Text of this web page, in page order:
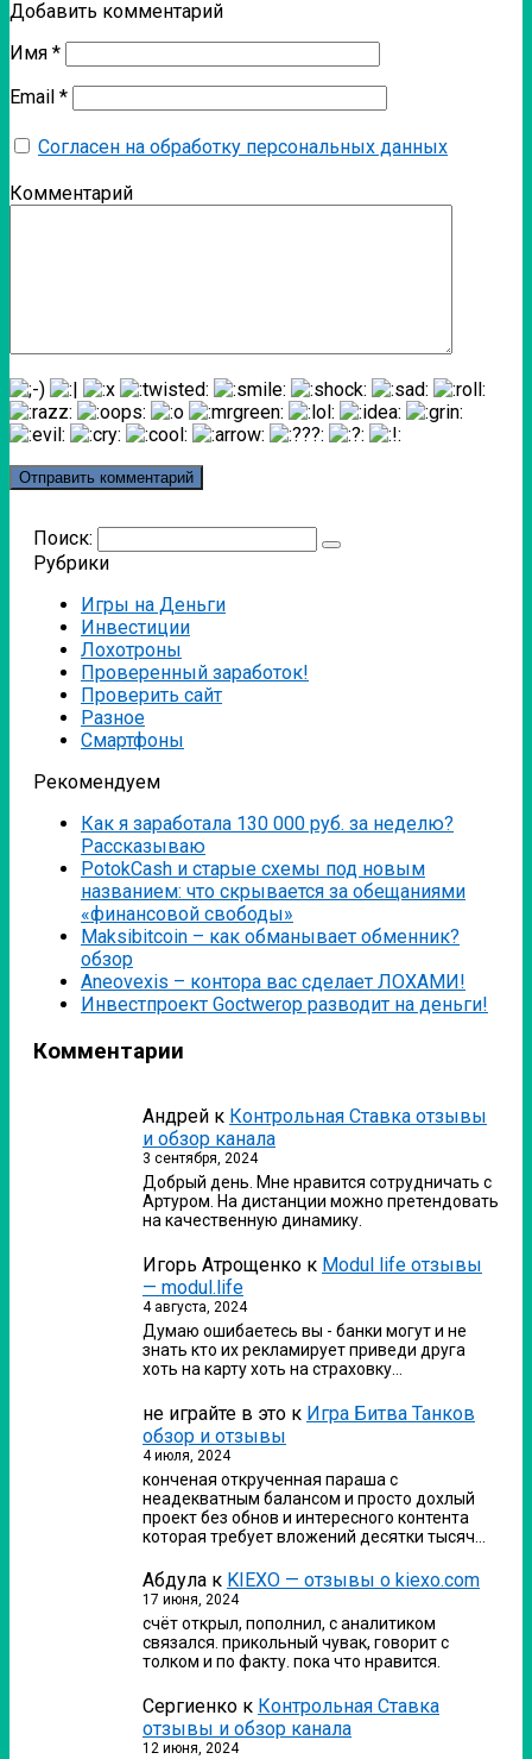
Добавить комментарий
Имя *
Email *
Согласен на обработку персональных данных
Комментарий
Поиск:
Рубрики
Игры на Деньги
Инвестиции
Лохотроны
Проверенный заработок!
Проверить сайт
Разное
Смартфоны
Рекомендуем
Как я заработала 130 000 руб. за неделю?
Рассказываю
PotokCash и старые схемы под новым
названием: что скрывается за обещаниями
«финансовой свободы»
Мaksibitcoin – как обманывает обменник?
обзор
Аneovexis – контора вас сделает ЛОХАМИ!
Инвестпроект Goctwerop разводит на деньги!
Комментарии
Андрей к Контрольная Ставка отзывы
и обзор канала
3 сентября, 2024
Добрый день. Мне нравится сотрудничать с
Артуром. На дистанции можно претендовать
на качественную динамику.
Игорь Атрощенко к Modul life отзывы
— modul.life
4 августа, 2024
Думаю ошибаетесь вы - банки могут и не
знать кто их рекламирует приведи друга
хоть на карту хоть на страховку…
не играйте в это к Игра Битва Танков
обзор и отзывы
4 июля, 2024
конченая открученная параша с
неадекватным балансом и просто дохлый
проект без обнов и интересного контента
которая требует вложений десятки тысяч…
Абдула к KIEXO — отзывы о kiexo.com
17 июня, 2024
счёт открыл, пополнил, с аналитиком
связался. прикольный чувак, говорит с
толком и по факту. пока что нравится.
Сергиенко к Контрольная Ставка
отзывы и обзор канала
12 июня, 2024